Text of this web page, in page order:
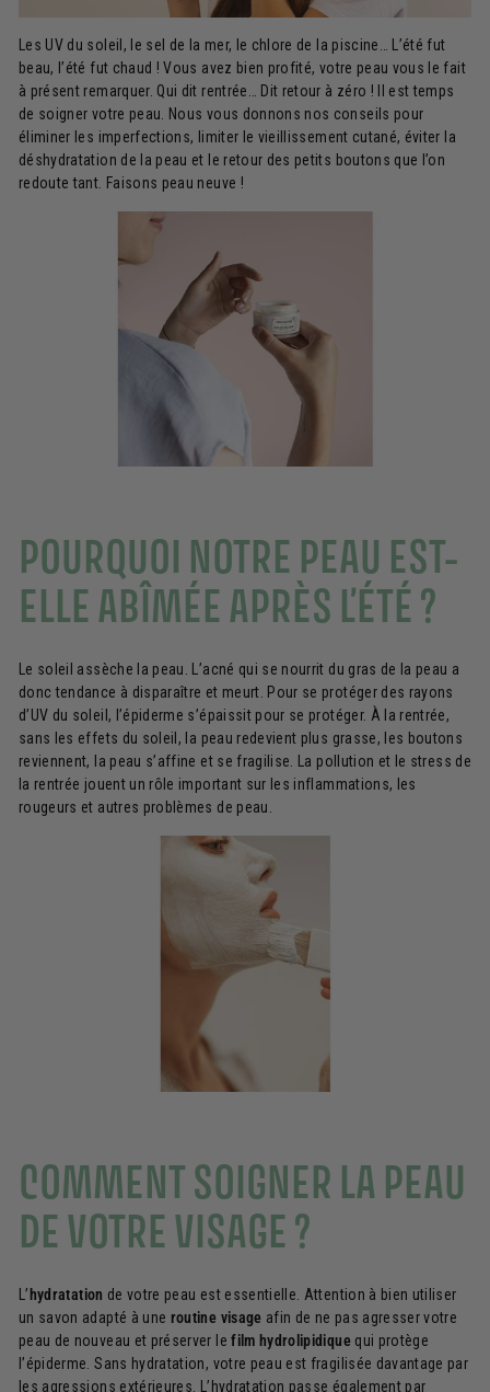
Les UV du soleil, le sel de la mer, le chlore de la piscine… L’été fut
beau, l’été fut chaud ! Vous avez bien profité, votre peau vous le fait
à présent remarquer. Qui dit rentrée… Dit retour à zéro ! Il est temps
de soigner votre peau. Nous vous donnons nos conseils pour
éliminer les imperfections, limiter le vieillissement cutané, éviter la
déshydratation de la peau et le retour des petits boutons que l’on
redoute tant. Faisons peau neuve !
POURQUOI NOTRE PEAU EST-
ELLE ABÎMÉE APRÈS L’ÉTÉ ?
Le soleil assèche la peau. L’acné qui se nourrit du gras de la peau a
donc tendance à disparaître et meurt. Pour se protéger des rayons
d’UV du soleil, l’épiderme s’épaissit pour se protéger. À la rentrée,
sans les effets du soleil, la peau redevient plus grasse, les boutons
reviennent, la peau s’affine et se fragilise. La pollution et le stress de
la rentrée jouent un rôle important sur les inflammations, les
rougeurs et autres problèmes de peau.
COMMENT SOIGNER LA PEAU
DE VOTRE VISAGE ?
L’ hydratation de votre peau est essentielle. Attention à bien utiliser
un savon adapté à une routine visage afin de ne pas agresser votre
peau de nouveau et préserver lefilm hydrolipidiquequi protège
l’épiderme. Sans hydratation, votre peau est fragilisée davantage par
les agressions extérieures. L’hydratation passe également par